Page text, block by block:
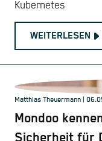
Kubernetes
WEITERLESEN
Matthias Theuermann |
Mondoo